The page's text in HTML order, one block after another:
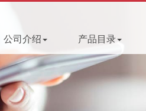
公司介绍 产品目录